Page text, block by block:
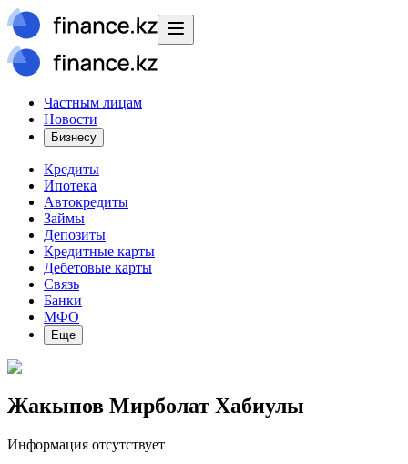
Частным лицам
Новости
Бизнесу
Кредиты
Ипотека
Автокредиты
Займы
Депозиты
Кредитные карты
Дебетовые карты
Связь
Банки
МФО
Еще
Жакыпов Мирболат Хабиулы
Информация отсутствует